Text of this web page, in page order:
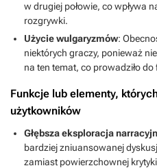
w drugiej połowie, co wpływa
rozgrywki.
Użycie wulgaryzmów:
niektórych graczy, ponieważ
na ten temat, co prowadziło do
Funkcje lub elementy,
użytkowników
Głębsza eksploracja
bardziej zniuansowanej
zamiast powierzchownej